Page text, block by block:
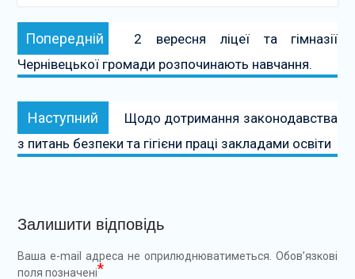
Навігація
записів
Попередній Попередній:
2 вересня ліцеї та гімназії
Чернівецької громади розпочинають навчання.
Наступний Наступний:
Щодо дотримання законодавства
з питань безпеки та гігієни праці закладами освіти
Залишити відповідь
Ваша e-mail адреса не оприлюднюватиметься. Обов’язкові
поля позначені*